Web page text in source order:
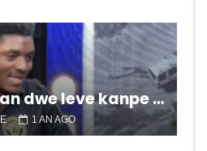
Popilasyon an dwe leve kanpe pou chanje sitiyasyon kawotik l’ap viv nan peyi a.
1 AN AGO